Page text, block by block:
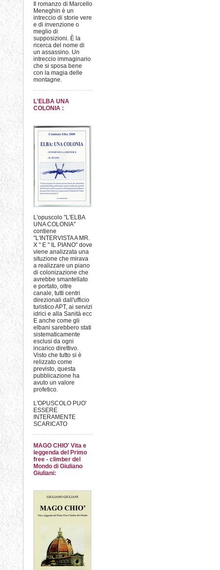
Il romanzo di Marcello
Meneghin è un
intreccio di storie vere
e di invenzione o
meglio di
supposizioni. È la
ricerca del nome di
un assassino. Un
intreccio immaginario
che si sposa bene
con la magia delle
montagne.
L'ELBA UNA
COLONIA :
L'opuscolo "L'ELBA
UNA COLONIA"
contiene
"L'INTERVISTA A MR.
X " E " IL PIANO" dove
viene analizzata una
situzione che mirava
a realizzare un piano
di colonizazione che
avrebbe smantellato
e portato, oltre
canale, tutti centri
direzionali dall'ufficio
turistico APT, ai servizi
idrici e alla Sanità ecc
E anche come gli
elbani sarebbero stati
sistematicamente
esclusi da ogni
incarico direttivo.
Visto che tutto si è
relizzato come
previsto, questa
pubblicazione ha
avuto un valore
profetico.
L'OPUSCOLO PUO'
ESSERE
INTERAMENTE
SCARICATO
MAGO CHIO' Vita e
leggenda del Primo
free - climber del
Mondo di Giuliano
Giuliani: